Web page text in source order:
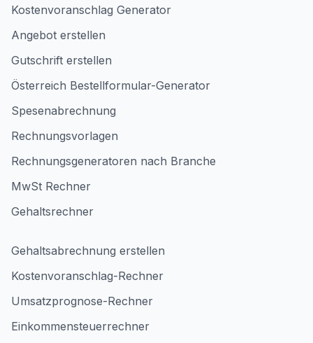
Kostenvoranschlag Generator
Angebot erstellen
Gutschrift erstellen
Österreich Bestellformular-Generator
Spesenabrechnung
Rechnungsvorlagen
Rechnungsgeneratoren nach Branche
MwSt Rechner
Gehaltsrechner
Gehaltsabrechnung erstellen
Kostenvoranschlag-Rechner
Umsatzprognose-Rechner
Einkommensteuerrechner